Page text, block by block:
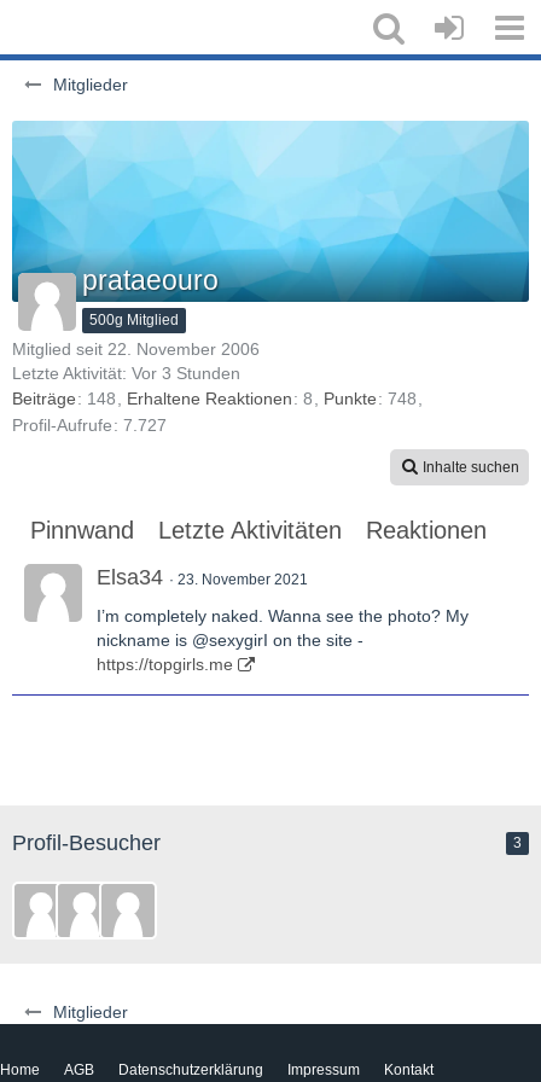
Mitglieder
Mitglieder
prataeouro
500g Mitglied
Mitglied seit 22. November 2006
Letzte Aktivität: Vor 3 Stunden
Beiträge
148 Erhaltene Reaktionen 8 Punkte
748
Profil-Aufrufe
7.727
Inhalte suchen
Pinnwand Letzte Aktivitäten Reaktionen
Elsa34 23. November 2021
I’m completely naked. Wanna see the photo? My
nickname is @sexygirI on the site -
https://topgirls.me
Profil-Besucher 3
Home AGB Datenschutzerklärung Impressum Kontakt